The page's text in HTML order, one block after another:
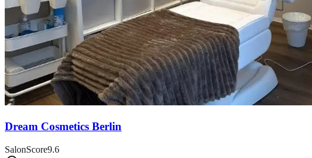
Dream Cosmetics Berlin
SalonScore9.6